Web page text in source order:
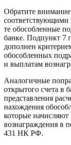
Обратите
те обособленные
банке. Подпункт 7
дополнен
обособленных
и выплатам
Аналогичные
открытого счета в
представления
нахождения
которые
вознаграждения в
431 НК РФ.